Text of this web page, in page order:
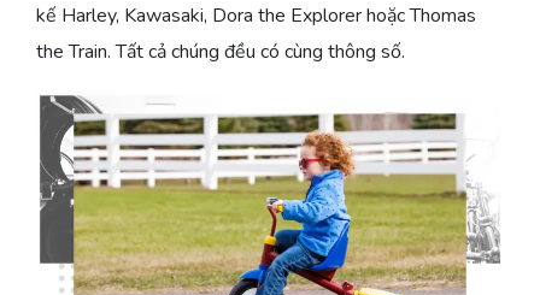
kế Harley, Kawasaki, Dora the Explorer hoặc Thomas
the Train. Tất cả chúng đều có cùng thông số.